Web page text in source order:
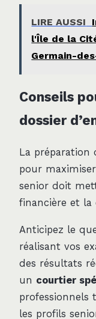
LIRE AUSSI
l'Île de la
Germain-
Conseils
dossier
La préparation
pour
senior doit
financière et la
Anticipez le
réalisant vos
des résultats
un courtier
professionnels
les profils